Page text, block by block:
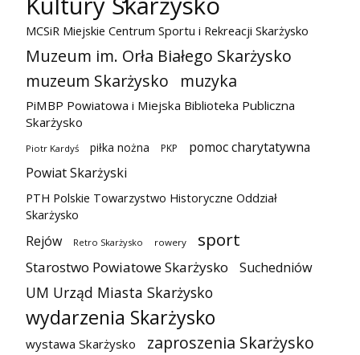
MCSiR Miejskie Centrum Sportu i Rekreacji Skarżysko
Muzeum im. Orła Białego Skarżysko
muzeum Skarżysko
muzyka
PiMBP Powiatowa i Miejska Biblioteka Publiczna
Skarżysko
Piotr Kardyś piłka nożna PKP
pomoc charytatywna
Powiat Skarżyski
PTH Polskie Towarzystwo Historyczne Oddział
Skarżysko
Rejów Retro Skarżysko rowery sport
Starostwo Powiatowe Skarżysko Suchedniów
UM Urząd Miasta Skarżysko
wydarzenia Skarżysko
wystawa Skarżysko zaproszenia Skarżysko